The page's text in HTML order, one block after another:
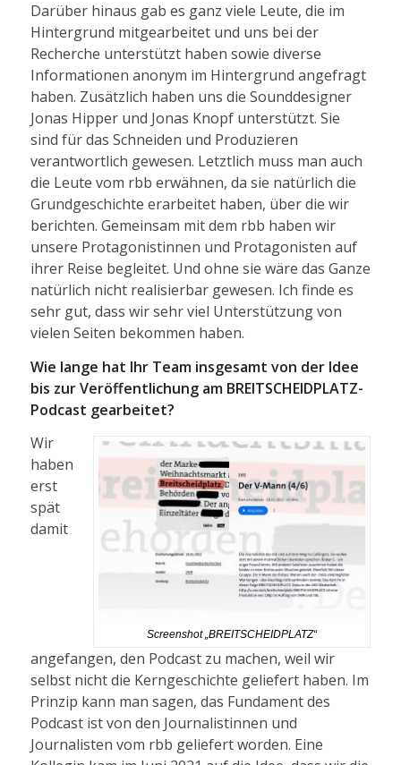
Darüber hinaus gab es ganz viele Leute, die im
Hintergrund mitgearbeitet und uns bei der
Recherche unterstützt haben sowie diverse
Informationen anonym im Hintergrund angefragt
haben. Zusätzlich haben uns die Sounddesigner
Jonas Hipper und Jonas Knopf unterstützt. Sie
sind für das Schneiden und Produzieren
verantwortlich gewesen. Letztlich muss man auch
die Leute vom rbb erwähnen, da sie natürlich die
Grundgeschichte erarbeitet haben, über die wir
berichten. Gemeinsam mit dem rbb haben wir
unsere Protagonistinnen und Protagonisten auf
ihrer Reise begleitet. Und ohne sie wäre das Ganze
natürlich nicht realisierbar gewesen. Ich finde es
sehr gut, dass wir sehr viel Unterstützung von
vielen Seiten bekommen haben.
Wie lange hat Ihr Team insgesamt von der Idee
bis zur Veröffentlichung am BREITSCHEIDPLATZ-
Podcast gearbeitet?
Screenshot „BREITSCHEIDPLATZ“
Wir
haben
erst
spät
damit
angefangen, den Podcast zu machen, weil wir
selbst nicht die Kerngeschichte geliefert haben. Im
Prinzip kann man sagen, das Fundament des
Podcast ist von den Journalistinnen und
Journalisten vom rbb geliefert worden. Eine